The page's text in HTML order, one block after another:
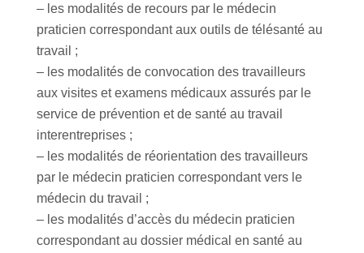
– les modalités de recours par le médecin
praticien correspondant aux outils de télésanté au
travail ;
– les modalités de convocation des travailleurs
aux visites et examens médicaux assurés par le
service de prévention et de santé au travail
interentreprises ;
– les modalités de réorientation des travailleurs
par le médecin praticien correspondant vers le
médecin du travail ;
– les modalités d’accès du médecin praticien
correspondant au dossier médical en santé au